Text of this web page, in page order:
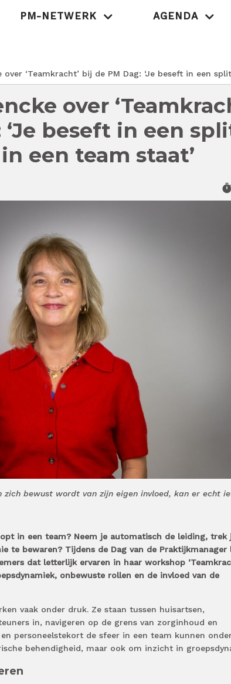
PM-NETWERK AGENDA
over ‘Teamkracht’ bij de PM Dag: ‘Je beseft in een
over
‘Je beseft in een
een team staat’
timer
zich bewust wordt van zijn eigen invloed, kan er echt
in een team? Neem je automatisch de leiding, trek
te bewaren? Tijdens de Dag van de Praktijkmanager
dat letterlijk ervaren in haar workshop
onbewuste rollen en de invloed van de
vaak onder druk. Ze staan tussen huisartsen,
in, navigeren op de grens van zorginhoud en
personeelstekort de sfeer in een team kunnen
behendigheid, maar ook om inzicht in